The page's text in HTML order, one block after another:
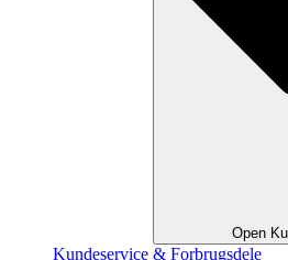
Open
Kundeservice & Forbrugsdele